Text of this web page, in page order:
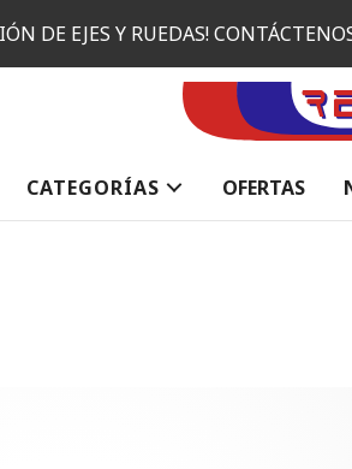
DE EJES Y RUEDAS!
CATEGORÍAS OFERTAS